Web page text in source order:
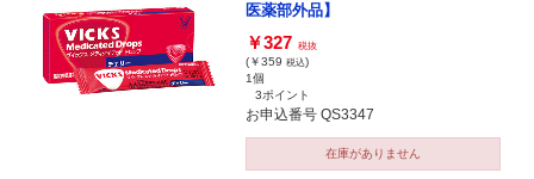
医薬部外品】
￥327 税抜
(￥359 税込)
1個
3ポイント
お申込番号 QS3347
在庫がありません